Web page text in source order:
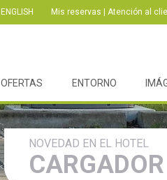
ENGLISH Mis reservas Atención al
OFERTAS ENTORNO
NOVEDAD EN EL HOTEL